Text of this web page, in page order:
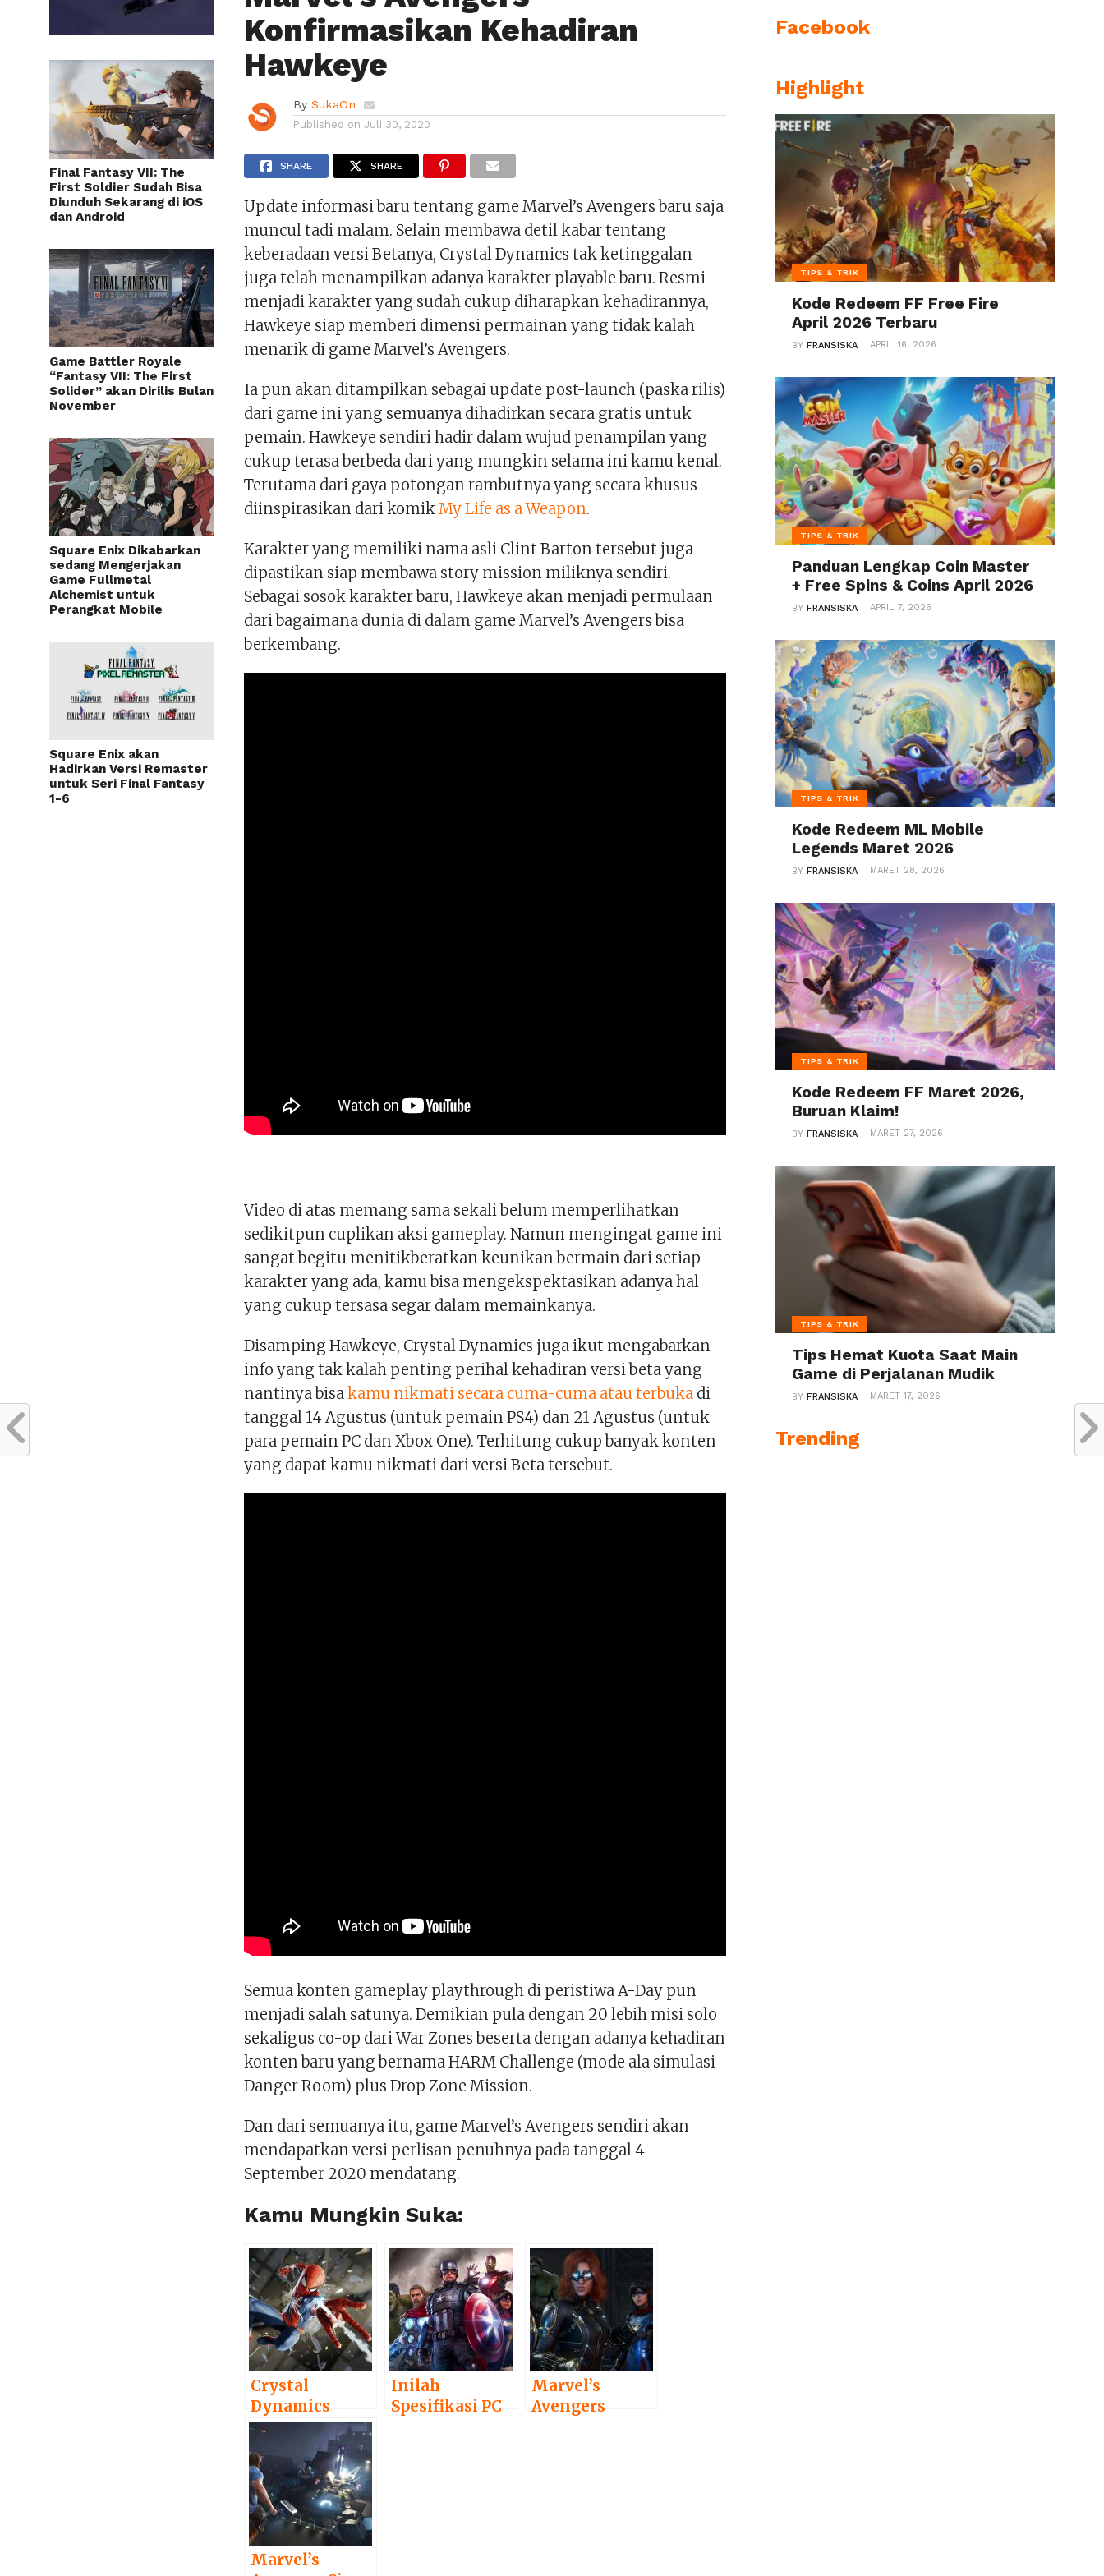
Final Fantasy VII: The
First Soldier Sudah Bisa
Diunduh Sekarang di iOS
dan Android
Game Battler Royale
“Fantasy VII: The First
Solider” akan Dirilis Bulan
November
Square Enix Dikabarkan
sedang Mengerjakan
Game Fullmetal
Alchemist untuk
Perangkat Mobile
Square Enix akan
Hadirkan Versi Remaster
untuk Seri Final Fantasy
1-6
Konfirmasikan Kehadiran
Hawkeye
By SukaOn
Published on Juli 30, 2020
SHARE SHARE
Update informasi baru tentang game Marvel’s Avengers baru saja
muncul tadi malam. Selain membawa detil kabar tentang
keberadaan versi Betanya, Crystal Dynamics tak ketinggalan
juga telah menampilkan adanya karakter playable baru. Resmi
menjadi karakter yang sudah cukup diharapkan kehadirannya,
Hawkeye siap memberi dimensi permainan yang tidak kalah
menarik di game Marvel’s Avengers.
Ia pun akan ditampilkan sebagai update post-launch (paska rilis)
dari game ini yang semuanya dihadirkan secara gratis untuk
pemain. Hawkeye sendiri hadir dalam wujud penampilan yang
cukup terasa berbeda dari yang mungkin selama ini kamu kenal.
Terutama dari gaya potongan rambutnya yang secara khusus
diinspirasikan dari komikMy Life as a Weapon.
Karakter yang memiliki nama asli Clint Barton tersebut juga
dipastikan siap membawa story mission miliknya sendiri.
Sebagai sosok karakter baru, Hawkeye akan menjadi permulaan
dari bagaimana dunia di dalam game Marvel’s Avengers bisa
berkembang.
Video di atas memang sama sekali belum memperlihatkan
sedikitpun cuplikan aksi gameplay. Namun mengingat game ini
sangat begitu menitikberatkan keunikan bermain dari setiap
karakter yang ada, kamu bisa mengekspektasikan adanya hal
yang cukup tersasa segar dalam memainkanya.
Disamping Hawkeye, Crystal Dynamics juga ikut mengabarkan
info yang tak kalah penting perihal kehadiran versi beta yang
nantinya bisakamu nikmati secara cuma-cuma atau terbuka di
tanggal 14 Agustus (untuk pemain PS4) dan 21 Agustus (untuk
para pemain PC dan Xbox One). Terhitung cukup banyak konten
yang dapat kamu nikmati dari versi Beta tersebut.
Semua konten gameplay playthrough di peristiwa A-Day pun
menjadi salah satunya. Demikian pula dengan 20 lebih misi solo
sekaligus co-op dari War Zones beserta dengan adanya kehadiran
konten baru yang bernama HARM Challenge (mode ala simulasi
Danger Room) plus Drop Zone Mission.
Dan dari semuanya itu, game Marvel’s Avengers sendiri akan
mendapatkan versi perlisan penuhnya pada tanggal 4
September 2020 mendatang.
Kamu Mungkin Suka:
Crystal
Dynamics
Tanggapi
Kontroversi
Spiderman di
Marvel’s
Avengers
Inilah
Spesifikasi PC
Marvel’s
Avengers
Marvel’s
Facebook
Highlight
TIPS & TRIK
Kode Redeem FF Free Fire
April 2026 Terbaru
BYFRANSISKA APRIL 16, 2026
TIPS & TRIK
Panduan Lengkap Coin Master
+ Free Spins & Coins April 2026
BYFRANSISKA APRIL 7, 2026
TIPS & TRIK
Kode Redeem ML Mobile
Legends Maret 2026
BYFRANSISKA MARET 28, 2026
TIPS & TRIK
Kode Redeem FF Maret 2026,
Buruan Klaim!
BYFRANSISKA MARET 27, 2026
TIPS & TRIK
Tips Hemat Kuota Saat Main
Game di Perjalanan Mudik
BYFRANSISKA MARET 17, 2026
Trending